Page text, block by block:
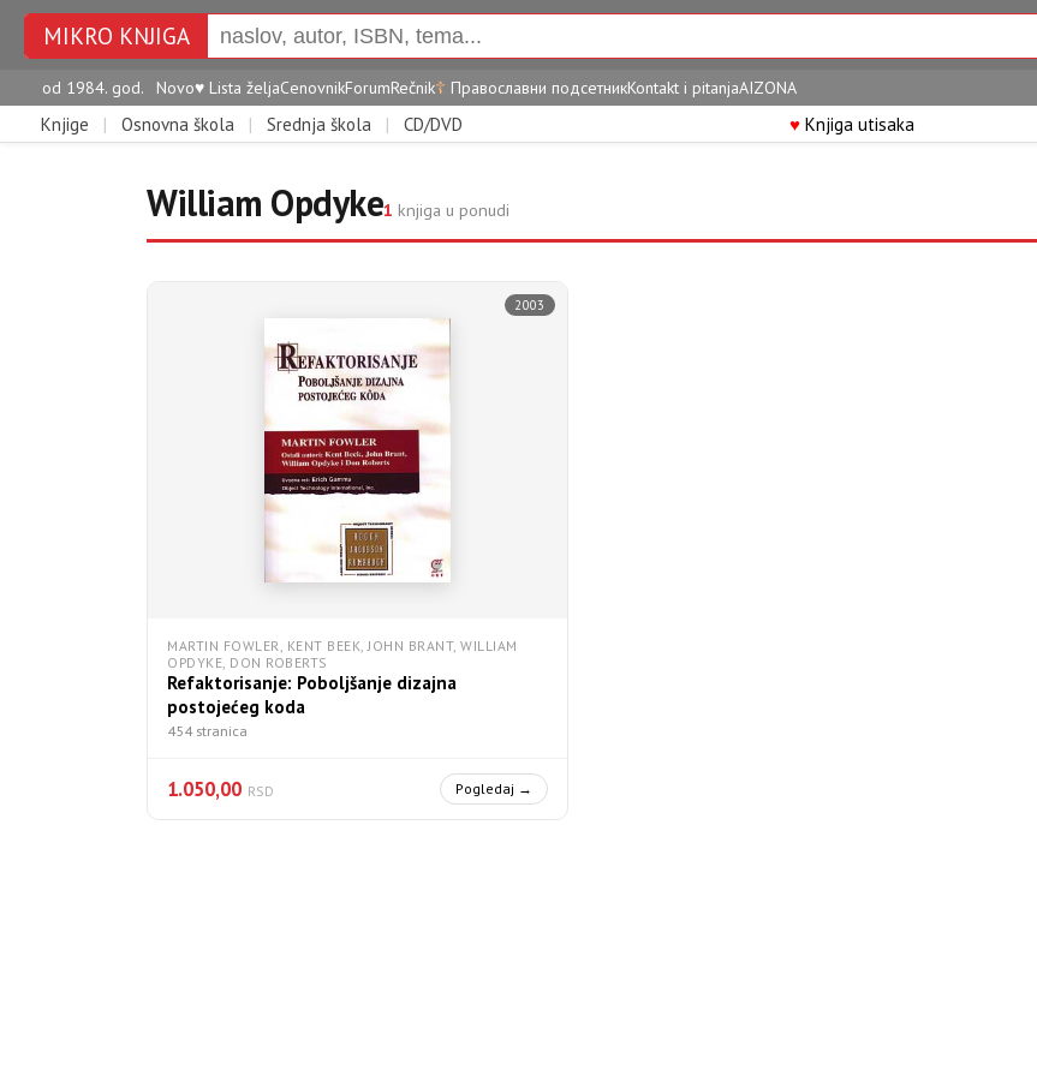
MIKRO KNJIGA
od 1984. god. Novo♥ Lista željaCenovnikForumRečnik☦ Православни подсетникKontakt i pitanjaAIZONA
Knjige | Osnovna škola | Srednja škola | CD/DVD ♥Knjiga utisaka
William Opdyke1 knjiga u ponudi
2003
MARTIN FOWLER, KENT BEEK, JOHN BRANT, WILLIAM
OPDYKE, DON ROBERTS
Refaktorisanje: Poboljšanje dizajna
postojećeg koda
454 stranica
1.050,00 RSD Pogledaj →